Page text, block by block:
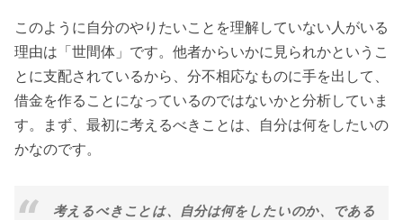
このように自分のやりたいことを理解していない人がいる
理由は「世間体」です。他者からいかに見られかというこ
とに支配されているから、分不相応なものに手を出して、
借金を作ることになっているのではないかと分析していま
す。まず、最初に考えるべきことは、自分は何をしたいの
かなのです。
考えるべきことは、自分は何をしたいのか、である